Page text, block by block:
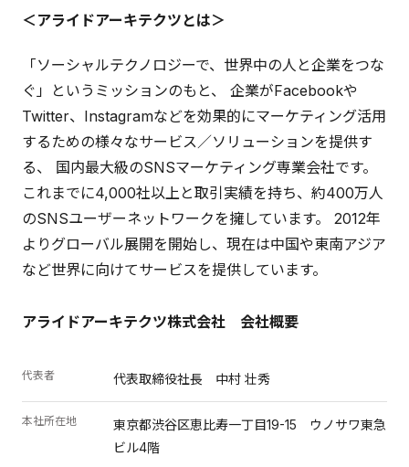
＜アライドアーキテクツとは＞
「ソーシャルテクノロジーで、世界中の人と企業をつな
ぐ」というミッションのもと、 企業がFacebookや
Twitter、Instagramなどを効果的にマーケティング活用
するための様々なサービス／ソリューションを提供す
る、 国内最大級のSNSマーケティング専業会社です。
これまでに4,000社以上と取引実績を持ち、約400万人
のSNSユーザーネットワークを擁しています。 2012年
よりグローバル展開を開始し、現在は中国や東南アジア
など世界に向けてサービスを提供しています。
アライドアーキテクツ株式会社 会社概要
代表者 代表取締役社長 中村 壮秀
本社所在地
東京都渋谷区恵比寿一丁目19-15 ウノサワ東急
ビル4階